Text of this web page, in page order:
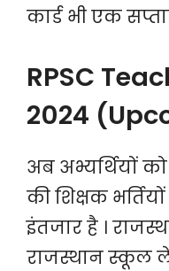
कार्ड भी एक
RPSC
2024
अब अभ्यर्थियों
की शिक्षक
इंतजार है ।
राजस्थान स्कूल